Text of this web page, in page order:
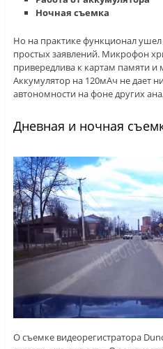
Ночная съемка
Но на практике функционал
простых заявлений. Микрофон
привередлива к картам памяти и
Аккумулятор на 120мАч не дает
автономности на фоне других
Дневная и ночная
О съемке видеорегистратора